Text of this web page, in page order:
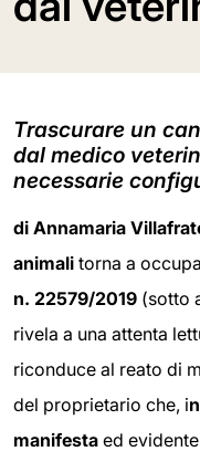
Trascurare un
dal medico
necessarie
di Annamaria
animali torna a
n. 22579/2019 (sotto
rivela a una attenta
riconduce al reato di
del proprietario che, i
manifesta ed